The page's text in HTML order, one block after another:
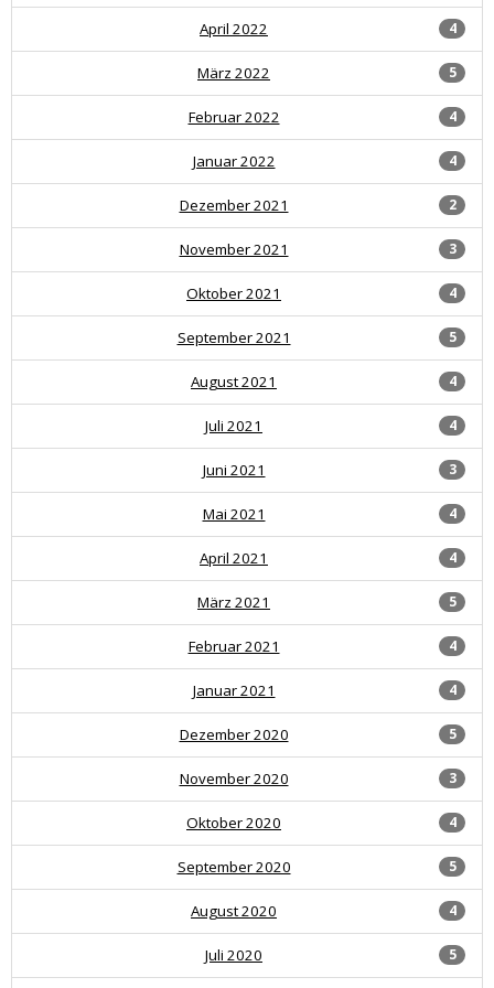
4
April 2022
5
März 2022
4
Februar 2022
4
Januar 2022
2
Dezember 2021
3
November 2021
4
Oktober 2021
5
September 2021
4
August 2021
4
Juli 2021
3
Juni 2021
4
Mai 2021
4
April 2021
5
März 2021
4
Februar 2021
4
Januar 2021
5
Dezember 2020
3
November 2020
4
Oktober 2020
5
September 2020
4
August 2020
5
Juli 2020